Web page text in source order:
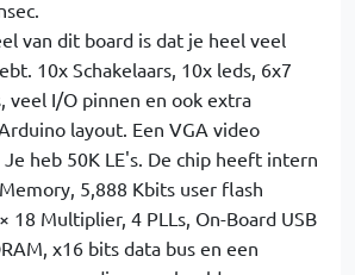
van dit board is dat je heel veel
10x Schakelaars, 10x leds, 6x7
veel I/O pinnen en ook extra
layout. Een VGA video
heb 50K LE's. De chip heeft intern
5,888 Kbits user flash
18 Multiplier, 4 PLLs, On-Board USB
x16 bits data bus en een